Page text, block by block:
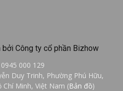
bởi Công ty cổ phần Bizhow
000 129
Duy Trinh, Phường Phú Hữu,
Chí Minh, Việt Nam (Bản đồ)